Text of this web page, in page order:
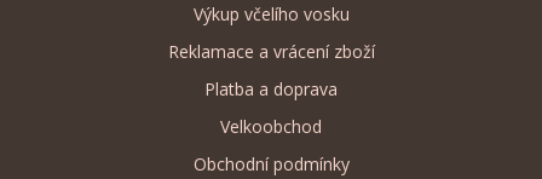
Výkup včelího vosku
Reklamace a vrácení zboží
Platba a doprava
Velkoobchod
Obchodní podmínky